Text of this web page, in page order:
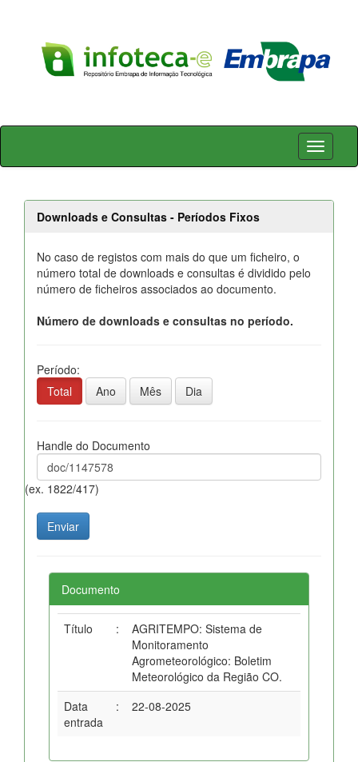
Skip
Downloads e Consultas - Períodos Fixos
No caso de registos com mais do que um ficheiro, o
número total de downloads e consultas é dividido pelo
número de ficheiros associados ao documento.
Número de downloads e consultas no período.
Período:
Total
Ano Mês Dia
Handle do Documento
(ex. 1822/417)
Documento
Título :
AGRITEMPO: Sistema de
Monitoramento
Agrometeorológico: Boletim
Meteorológico da Região CO.
Data
entrada
: 22-08-2025